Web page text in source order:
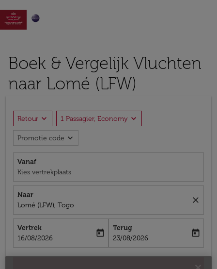

Boek & Vergelijk Vluchten
naar Lomé (LFW)
Retour expand_more 1 Passagier, Economy expand_more
Promotie code expand_more
Vanaf
Kies vertrekplaats
Naar
Lomé (LFW), Togo
close
Vertrek
fc-booking-departure-date-aria-label
16/08/2026
today
Terug
fc-booking-return-date-aria-label
23/08/2026
today